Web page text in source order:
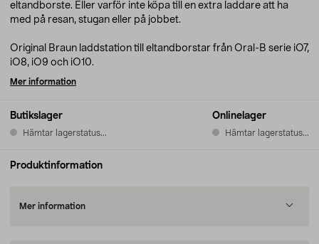
Butikslager
Hämtar lagerstatus...
Onlinelager
Hämtar lagerstatus...
eltandborste. Eller varför inte köpa till en extra laddare att ha
med på resan, stugan eller på jobbet.
Original Braun laddstation till eltandborstar från Oral-B serie iO7,
iO8, iO9 och iO10.
Mer information
Produktinformation
Mer information